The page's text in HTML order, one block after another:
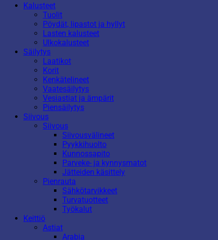
Kalusteet
Tuolit
Pöydät, lipastot ja hyllyt
Lasten kalusteet
Ulkokalusteet
Säilytys
Laatikot
Korit
Kenkätelineet
Vaatesäilytys
Vesiastiat ja ämpärit
Piensäilytys
Siivous
Siivous
Siivousvälineet
Pyykkihuolto
Kunnossapito
Parveke- ja kynnysmatot
Jätteiden käsittely
Pienrauta
Sähkötarvikkeet
Turvatuotteet
Työkalut
Keittiö
Astiat
Arabia